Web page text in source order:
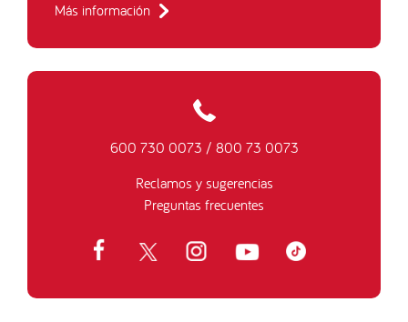
Más información
600 730 0073 / 800 73 0073
Reclamos y sugerencias
Preguntas frecuentes